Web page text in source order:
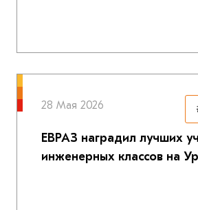
28 Мая 2026
ЕВРАЗ наградил лучших
инженерных классов на